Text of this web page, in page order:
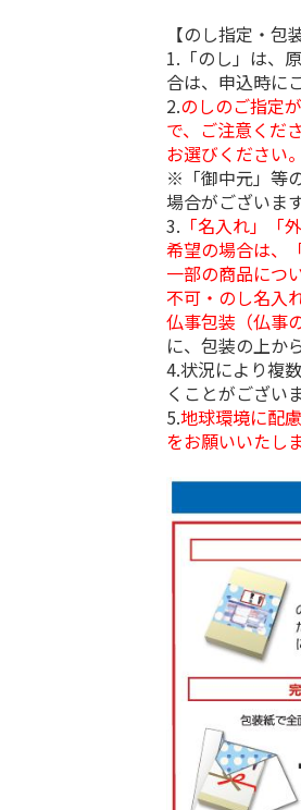
【のし指定・包
1.「のし」は、
合は、申込時に
2.のしのご指定
で、ご注意くだ
お選びください。
※「御中元」等
場合がございます
3. 「名入れ」「
希望の場合は、
一部の商品につ
不可・のし名入
仏事包装（仏事
に、包装の上か
4.状況により複
くことがございま
5.地球環境に配
をお願いいたしま